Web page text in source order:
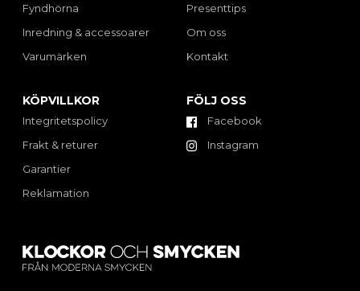
Fyndhörna
Inredning & accessoarer
Varumärken
Presenttips
Om oss
Kontakt
KÖPVILLKOR
Integritetspolicy
Frakt & returer
Garantier
Reklamation
FÖLJ OSS
Facebook
Instagram